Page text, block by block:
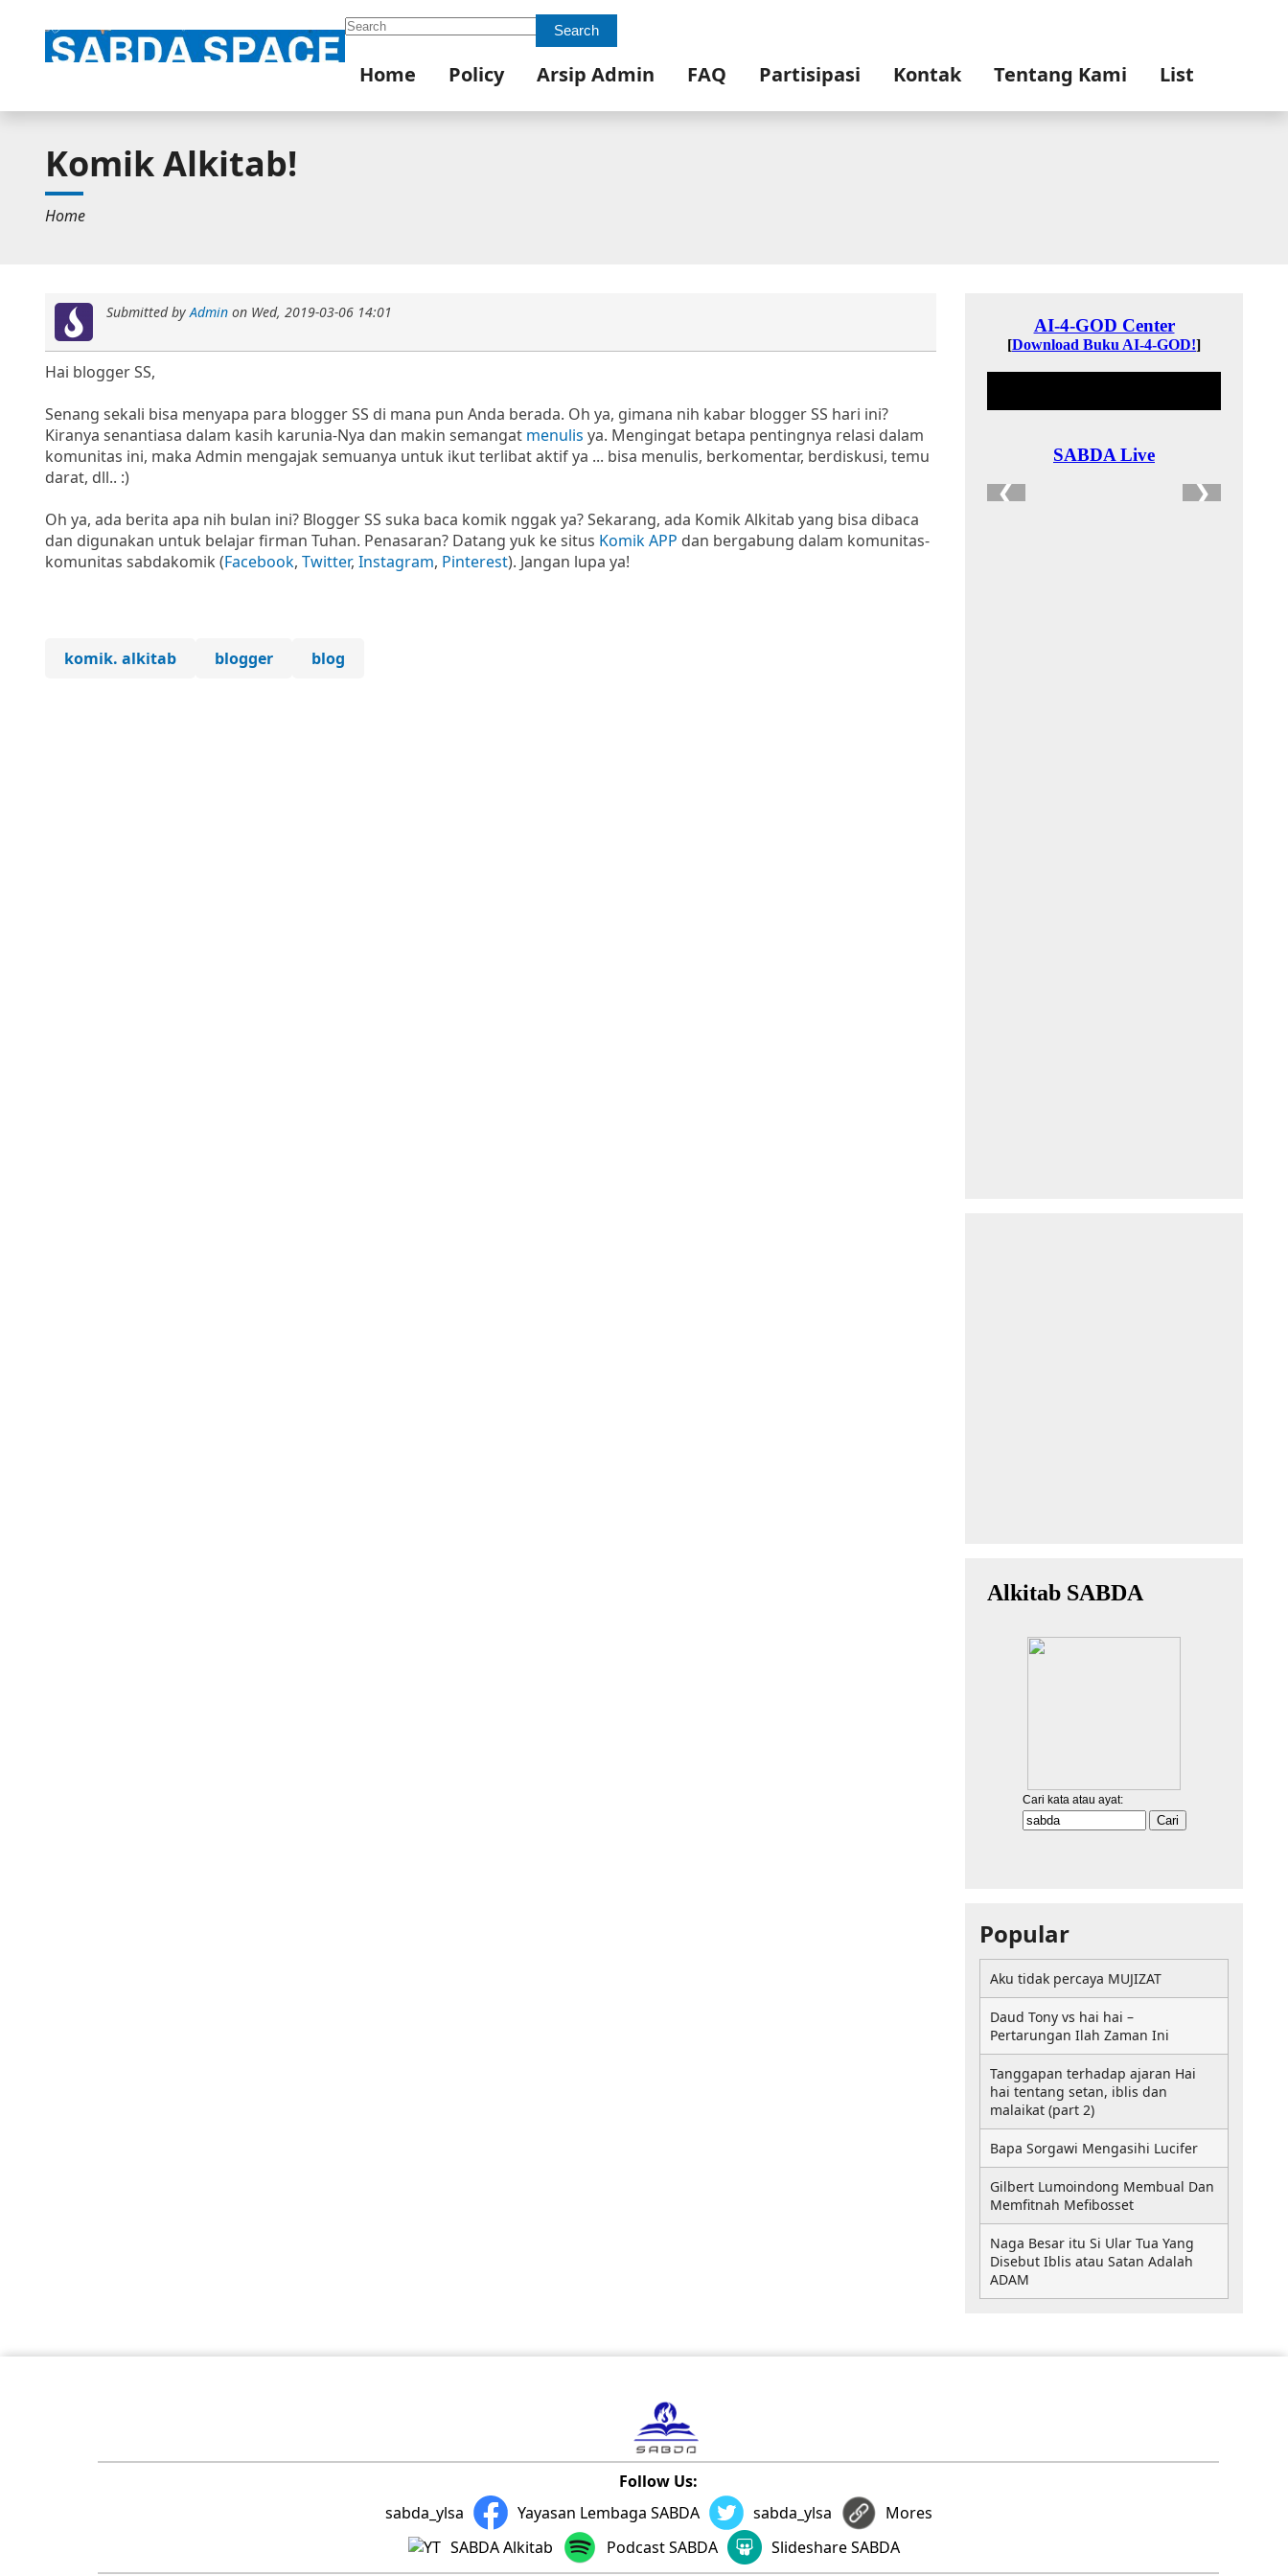
Search Search
Home Policy Arsip Admin FAQ Partisipasi Kontak Tentang Kami List
Komik Alkitab!
Home
Submitted byAdmin on Wed, 2019-03-06 14:01
Hai blogger SS,
Senang sekali bisa menyapa para blogger SS di mana pun Anda berada. Oh ya, gimana nih kabar blogger SS hari ini?
Kiranya senantiasa dalam kasih karunia-Nya dan makin semangat menulis ya. Mengingat betapa pentingnya relasi dalam
komunitas ini, maka Admin mengajak semuanya untuk ikut terlibat aktif ya ... bisa menulis, berkomentar, berdiskusi, temu
darat, dll.. :)
Oh ya, ada berita apa nih bulan ini? Blogger SS suka baca komik nggak ya? Sekarang, ada Komik Alkitab yang bisa dibaca
dan digunakan untuk belajar firman Tuhan. Penasaran? Datang yuk ke situs Komik APP dan bergabung dalam komunitas-
komunitas sabdakomik (Facebook, Twitter, Instagram, Pinterest). Jangan lupa ya!
komik. alkitab blogger blog
Popular
Aku tidak percaya MUJIZAT
Daud Tony vs hai hai –
Pertarungan Ilah Zaman Ini
Tanggapan terhadap ajaran Hai
hai tentang setan, iblis dan
malaikat (part 2)
Bapa Sorgawi Mengasihi Lucifer
Gilbert Lumoindong Membual Dan
Memfitnah Mefibosset
Naga Besar itu Si Ular Tua Yang
Disebut Iblis atau Satan Adalah
ADAM
Follow Us:
sabda_ylsa
Yayasan Lembaga SABDA sabda_ylsa
Mores
SABDA Alkitab
Podcast SABDA Slideshare SABDA